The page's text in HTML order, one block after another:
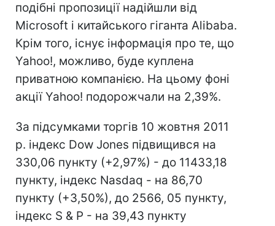
подібні пропозиції надійшли від
Microsoft і китайського гіганта Alibaba.
Крім того, існує інформація про те, що
Yahoo!, можливо, буде куплена
приватною компанією. На цьому фоні
акції Yahoo! подорожчали на 2,39%.
За підсумками торгів 10 жовтня 2011
р. індекс Dow Jones підвищився на
330,06 пункту (+2,97%) - до 11433,18
пункту, індекс Nasdaq - на 86,70
пункту (+3,50%), до 2566, 05 пункту,
індекс S & P - на 39,43 пункту